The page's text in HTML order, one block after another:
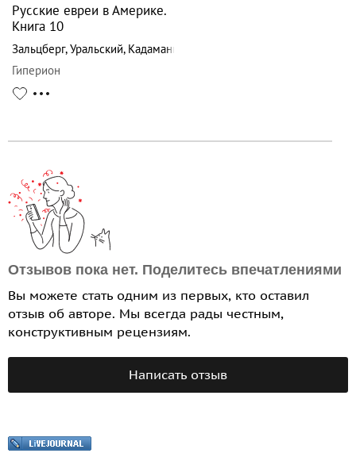
Русские евреи в Америке.
Книга 10
Зальцберг,Уральский, Кадаманьяни
Гиперион
Отзывов пока нет. Поделитесь впечатлениями
Вы можете стать одним из первых, кто оставил
отзыв об авторе. Мы всегда рады честным,
конструктивным рецензиям.
Написать отзыв